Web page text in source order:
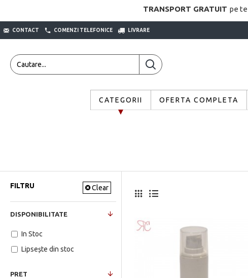
TRANSPORT GRATUIT pe
CONTACT COMENZI TELEFONICE LIVRARE
CATEGORII OFERTA COMPLETA
FILTRU Clear
PRET
DISPONIBILITATE
In Stoc
Lipsește din stoc